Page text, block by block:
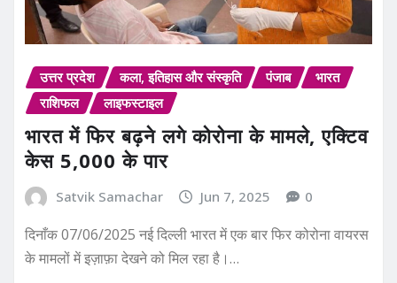
उत्तर प्रदेश कला, इतिहास और संस्कृति पंजाब
भारत
राशिफल
लाइफस्टाइल
भारत में फिर बढ़ने लगे कोरोना के मामले, एक्टिव
केस 5,000 के पार
Satvik Samachar Jun 7, 2025 0
दिनाँक 07/06/2025 नई दिल्ली भारत में एक बार फिर कोरोना वायरस
के मामलों में इज़ाफ़ा देखने को मिल रहा है।…